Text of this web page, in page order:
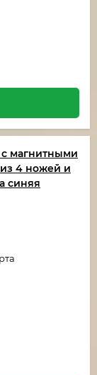
с магнитными
4 ножей и
синяя